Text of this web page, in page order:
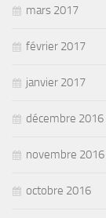
mars 2017
février 2017
janvier 2017
décembre 2016
novembre 2016
octobre 2016